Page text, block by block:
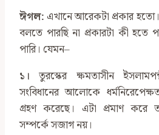
ঈগল:এখানে আরেকটা প্রকার
বলতে পারছি না প্রকারটা কী হতে
পারি। যেমন–
১। তুরস্কের ক্ষমতাসীন
সংবিধানের আলোকে
গ্রহণ করেছে। এটা প্রমাণ করে
সম্পর্কে সজাগ নয়।